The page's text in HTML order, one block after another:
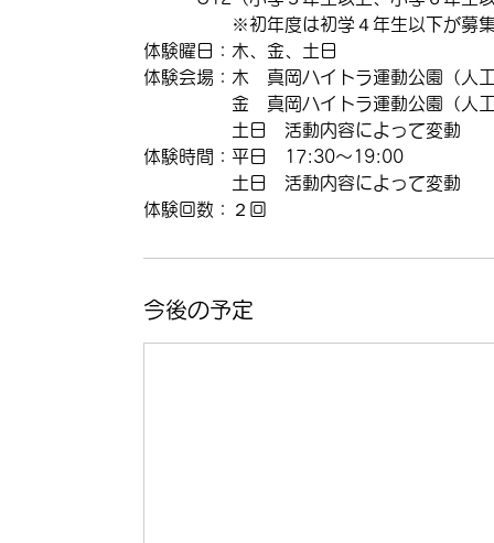
※初年度は初学４年生以下が募集対
体験曜日：木、金、土日
体験会場：木 真岡ハイトラ運動公園（人
金 真岡ハイトラ運動公園（人工芝
土日 活動内容によって変動
体験時間：平日 17:30〜19:00
土日 活動内容によって変動
体験回数：２回
今後の予定